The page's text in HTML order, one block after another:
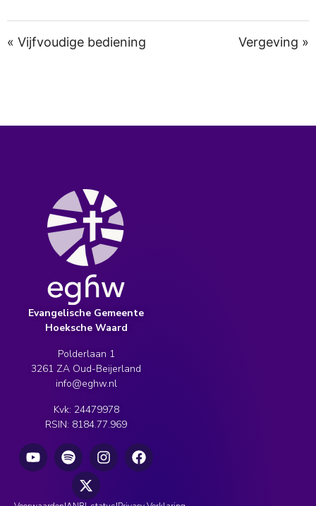
« Vijfvoudige bediening Vergeving »
Evangelische Gemeente
Hoeksche Waard
Polderlaan 1
3261 ZA Oud-Beijerland
info@eghw.nl
Kvk: 24479978
RSIN: 8184.77.969